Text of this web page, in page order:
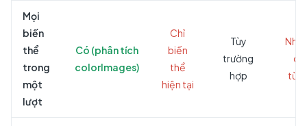
Mọi
biến
thể
trong
một
lượt
Có (phân tích
colorImages)
Chỉ
biến
thể
hiện tại
Tùy
trường
hợp